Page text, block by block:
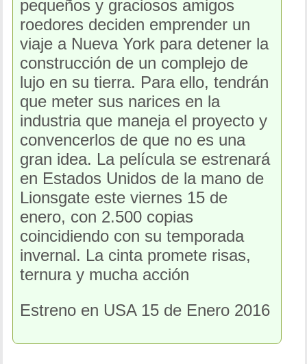
pequeños y graciosos amigos
roedores deciden emprender un
viaje a Nueva York para detener la
construcción de un complejo de
lujo en su tierra. Para ello, tendrán
que meter sus narices en la
industria que maneja el proyecto y
convencerlos de que no es una
gran idea. La película se estrenará
en Estados Unidos de la mano de
Lionsgate este viernes 15 de
enero, con 2.500 copias
coincidiendo con su temporada
invernal. La cinta promete risas,
ternura y mucha acción
Estreno en USA 15 de Enero 2016